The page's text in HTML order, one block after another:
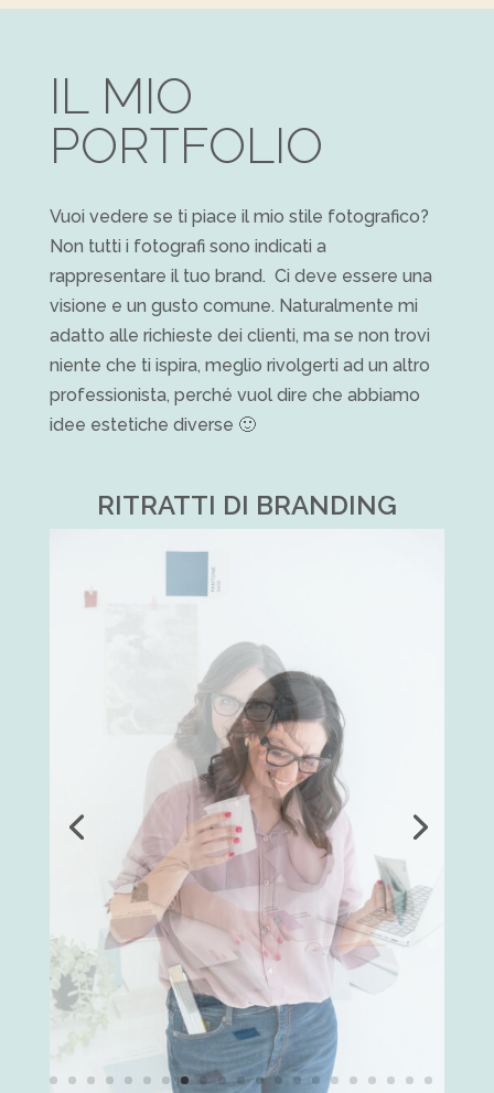
IL MIO
PORTFOLIO
Vuoi vedere se ti piace il mio stile fotografico?
Non tutti i fotografi sono indicati a
rappresentare il tuo brand. Ci deve essere una
visione e un gusto comune. Naturalmente mi
adatto alle richieste dei clienti, ma se non trovi
niente che ti ispira, meglio rivolgerti ad un altro
professionista, perché vuol dire che abbiamo
idee estetiche diverse 🙂
RITRATTI DI BRANDING